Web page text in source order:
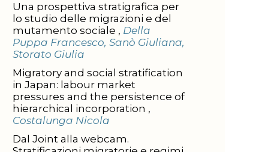
Una prospettiva stratigrafica per
lo studio delle migrazioni e del
mutamento sociale , Della
Puppa Francesco, Sanò Giuliana,
Storato Giulia
Migratory and social stratification
in Japan: labour market
pressures and the persistence of
hierarchical incorporation ,
Costalunga Nicola
Dal Joint alla webcam.